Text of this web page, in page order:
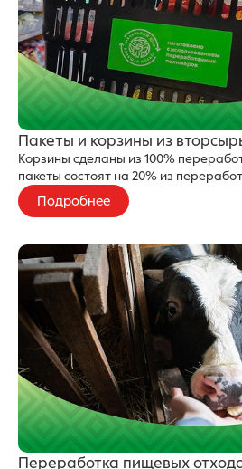
Пакеты и корзины из
Корзины сделаны из 100%
пакеты состоят на 20% из
Подробнее
Переработка пищевых